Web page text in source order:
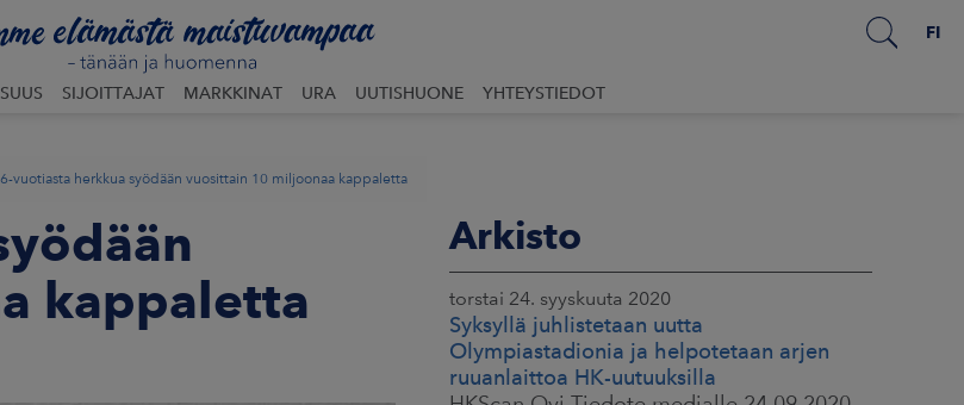
FI
SIJOITTAJAT MARKKINAT URA UUTISHUONE YHTEYSTIEDOT
vuotiasta herkkua syödään vuosittain 10 miljoonaa kappaletta
kappaletta
Arkisto
torstai 24. syyskuuta 2020
Syksyllä juhlistetaan uutta
Olympiastadionia ja helpotetaan arjen
ruuanlaittoa HK-uutuuksilla